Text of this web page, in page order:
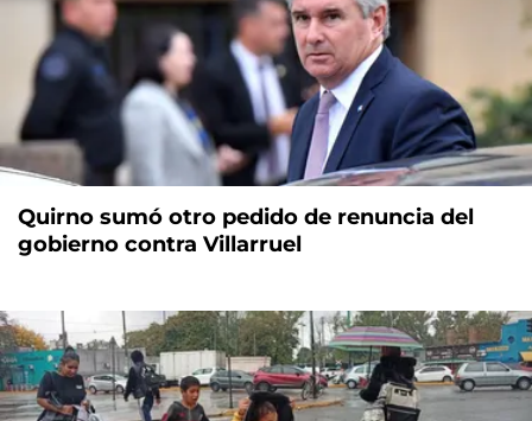
Quirno sumó otro pedido de renuncia del
gobierno contra Villarruel